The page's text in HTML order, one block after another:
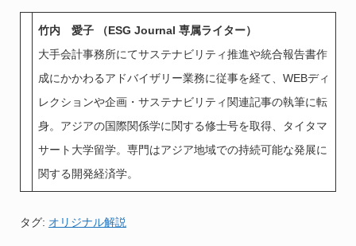
竹内 愛子 （ESG Journal 専属ライター）
大手会計事務所にてサステナビリティ推進や統合報告書作
成にかかわるアドバイザリー業務に従事を経て、WEBディ
レクションや企画・サステナビリティ関連記事の執筆に転
身。アジアの国際関係学に関する修士号を取得、タイタマ
サート大学留学。専門はアジア地域での持続可能な発展に
関する開発経済学。
タグ: オリジナル解説